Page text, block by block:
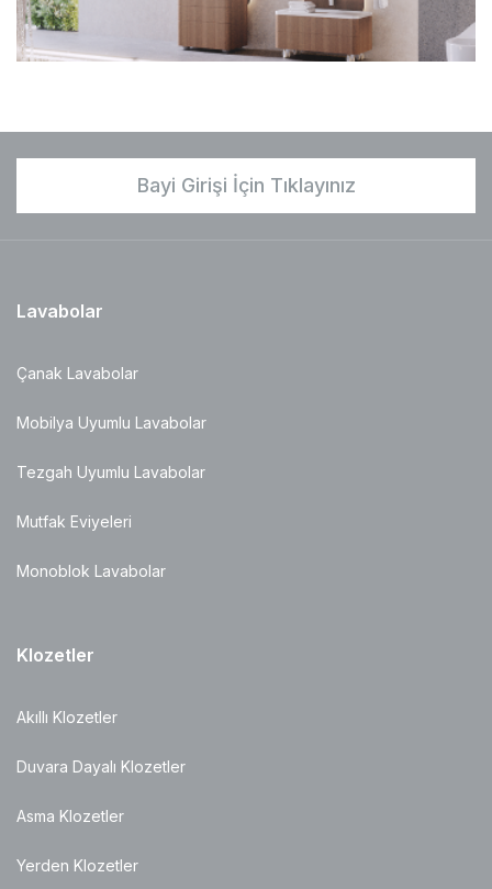
Bayi Girişi İçin Tıklayınız
Lavabolar
Çanak Lavabolar
Mobilya Uyumlu Lavabolar
Tezgah Uyumlu Lavabolar
Mutfak Eviyeleri
Monoblok Lavabolar
Klozetler
Akıllı Klozetler
Duvara Dayalı Klozetler
Asma Klozetler
Yerden Klozetler